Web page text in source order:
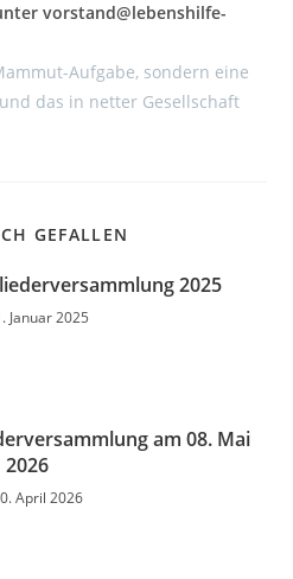
vorstand@lebenshilfe-
Aufgabe, sondern eine
das in netter Gesellschaft
GEFALLEN
2025
Januar 2025
am 08. Mai
2026
April 2026